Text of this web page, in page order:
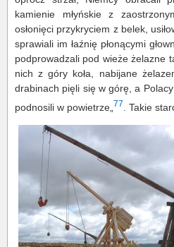
kamienie młyńskie z
osłonięci przykryciem z belek,
sprawiali im łaźnię płonącymi
podprowadzali pod wieże żelazne
nich z góry koła, nabijane
drabinach pięli się w górę, a
podnosili w powietrze„ 77 . Takie